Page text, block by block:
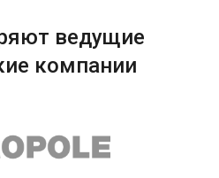
ведущие
компании